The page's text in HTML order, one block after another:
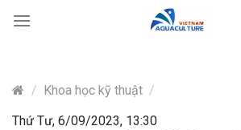
content
/ Khoa học kỹ thuật /
Thứ Tư, 6/09/2023, 13:30